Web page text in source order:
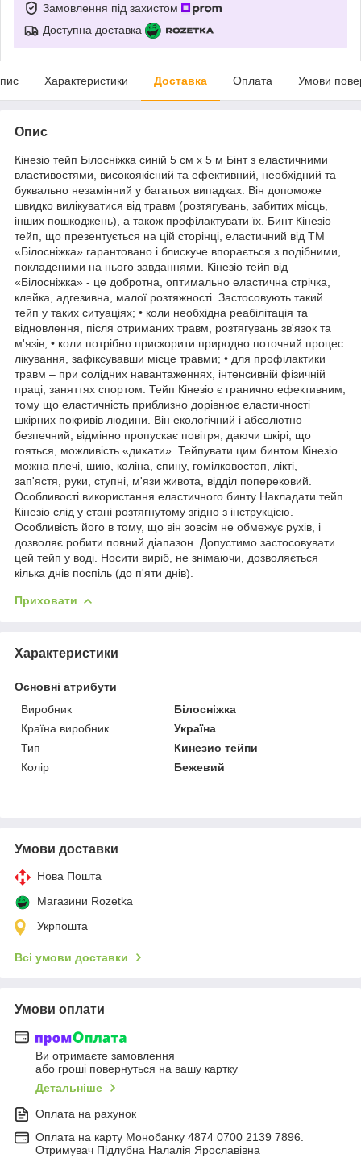
Замовлення під захистом
Доступна доставка
Характеристики Доставка Оплата Умови
Опис
Кінезіо тейп Білосніжка синій 5 см х 5 м Бінт з еластичними
властивостями, високоякісний та ефективний, необхідний та
буквально незамінний у багатьох випадках. Він допоможе
швидко вилікуватися від травм (розтягувань, забитих місць,
інших пошкоджень), а також профілактувати їх. Бинт Кінезіо
тейп, що презентується на цій сторінці, еластичний від ТМ
«Білосніжка» гарантовано і блискуче впорається з подібними,
покладеними на нього завданнями. Кінезіо тейп від
«Білосніжка» - це добротна, оптимально еластична стрічка,
клейка, адгезивна, малої розтяжності. Застосовують такий
тейп у таких ситуаціях; • коли необхідна реабілітація та
відновлення, після отриманих травм, розтягувань зв'язок та
м'язів; • коли потрібно прискорити природно поточний процес
лікування, зафіксувавши місце травми; • для профілактики
травм – при солідних навантаженнях, інтенсивній фізичній
праці, заняттях спортом. Тейп Кінезіо є гранично ефективним,
тому що еластичність приблизно дорівнює еластичності
шкірних покривів людини. Він екологічний і абсолютно
безпечний, відмінно пропускає повітря, даючи шкірі, що
гояться, можливість «дихати». Тейпувати цим бинтом Кінезіо
можна плечі, шию, коліна, спину, гомілковостоп, лікті,
зап'ястя, руки, ступні, м'язи живота, відділ поперековий.
Особливості використання еластичного бинту Накладати тейп
Кінезіо слід у стані розтягнутому згідно з інструкцією.
Особливість його в тому, що він зовсім не обмежує рухів, і
дозволяє робити повний діапазон. Допустимо застосовувати
цей тейп у воді. Носити виріб, не знімаючи, дозволяється
кілька днів поспіль (до п'яти днів).
Приховати
Характеристики
Основні атрибути
Виробник
Білосніжка
Країна виробник
Україна
Тип
Кинезио тейпи
Колір
Бежевий
Умови доставки
Нова Пошта
Магазини Rozetka
Укрпошта
Всі умови доставки
Умови оплати
Ви отримаєте замовлення
або гроші повернуться на вашу картку
Детальніше
Оплата на рахунок
Оплата на карту Монобанку 4874 0700 2139 7896.
Отримувач Підлубна Налалія Ярославівна